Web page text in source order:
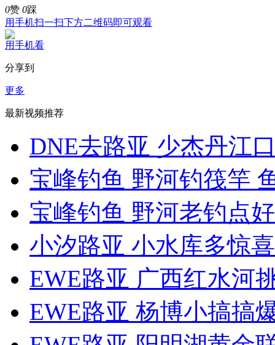
0赞 0踩
用手机扫一扫下方二维码即可观看
用手机看
分享到
更多
最新视频推荐
DNE去路亚 少杰丹江
宝峰钓鱼 野河钓筏竿
宝峰钓鱼 野河老钓点
小汐路亚 小水库多惊
EWE路亚 广西红水河
EWE路亚 杨博小搞搞